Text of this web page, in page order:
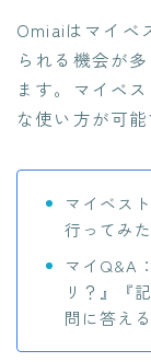
Omiaiはマイベ
られる機会が
ます。マイベ
な使い方が可能
マイベス
行ってみ
マイQ&A
リ？』『
問に答える